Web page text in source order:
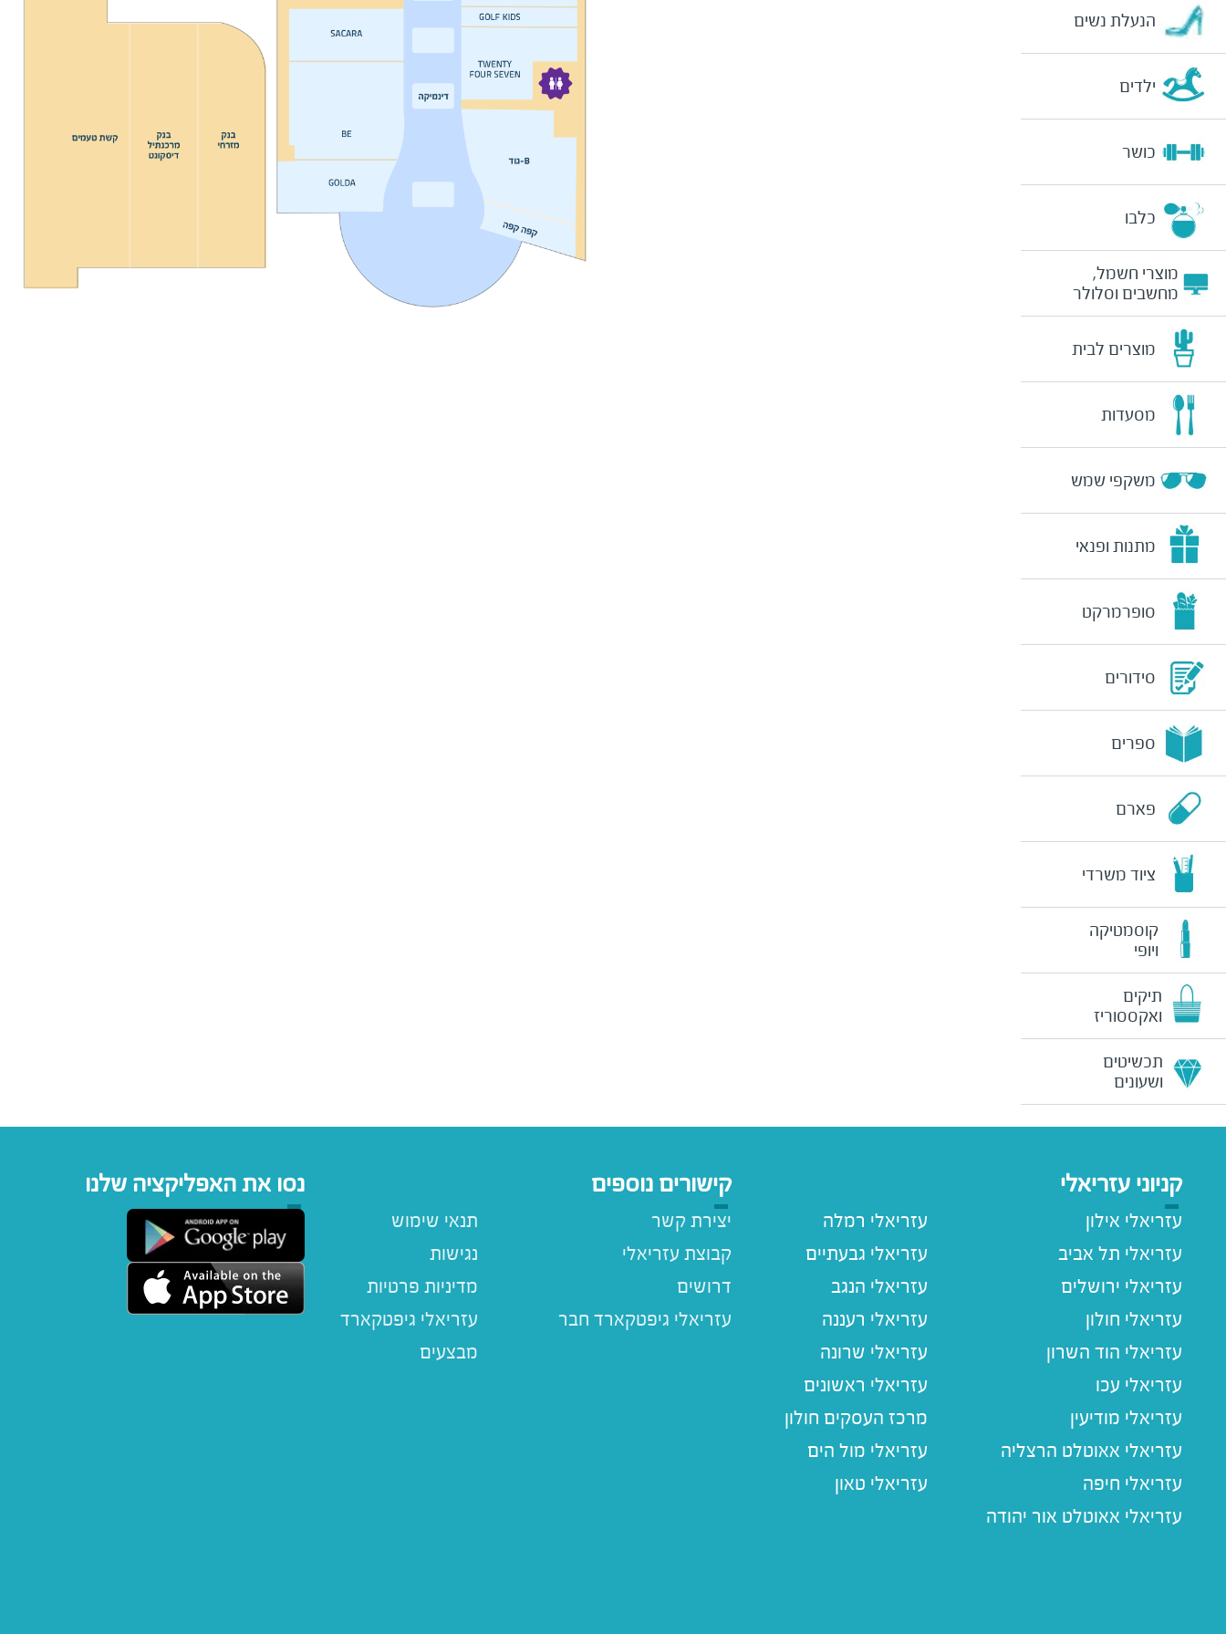
הנעלת נשים
ילדים
כושר
כלבו
מוצרי חשמל,
מחשבים וסלולר
מוצרים לבית
מסעדות
משקפי שמש
מתנות ופנאי
סופרמרקט
סידורים
ספרים
פארם
ציוד משרדי
קוסמטיקה
ויופי
תיקים
ואקססוריז
תכשיטים
ושעונים
קניוני עזריאלי
עזריאלי אילון
עזריאלי תל אביב
עזריאלי ירושלים
עזריאלי חולון
עזריאלי הוד השרון
עזריאלי עכו
עזריאלי מודיעין
עזריאלי אאוטלט הרצליה
עזריאלי חיפה
עזריאלי אאוטלט אור יהודה
עזריאלי רמלה
עזריאלי גבעתיים
עזריאלי הנגב
עזריאלי רעננה
עזריאלי שרונה
עזריאלי ראשונים
מרכז העסקים חולון
עזריאלי מול הים
עזריאלי טאון
קישורים נוספים
תנאי שימוש
נגישות
מדיניות פרטיות
עזריאלי גיפטקארד
מבצעים
יצירת קשר
קבוצת עזריאלי
דרושים
נסו את האפליקציה שלנו